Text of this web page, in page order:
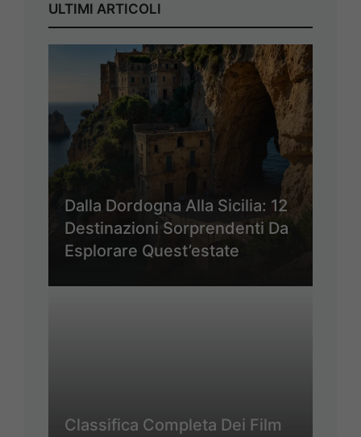
ULTIMI ARTICOLI
Dalla Dordogna Alla Sicilia: 12
Destinazioni Sorprendenti Da
Esplorare Quest’estate
Classifica Completa Dei Film